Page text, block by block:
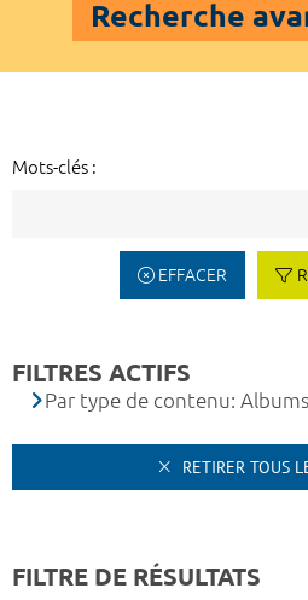
Recherche
Mots-clés :
EFFACER
FILTRES ACTIFS
Par type de contenu:
RETIRER TOUS
FILTRE DE RÉSULTATS